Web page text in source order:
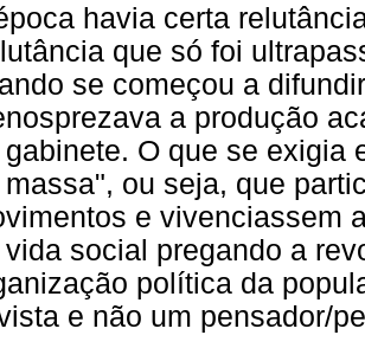
havia certa
que só foi
se começou a
a produção
gabinete. O que se exigia
massa", ou seja, que
e vivenciassem
vida social pregando a
política da
e não um pensador/